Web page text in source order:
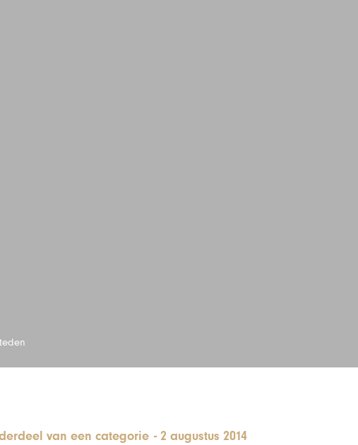
van een categorie -2 augustus 2014